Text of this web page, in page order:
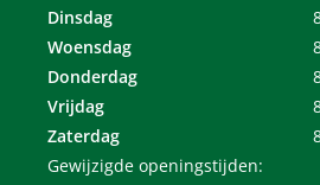
Dinsdag
Woensdag
Donderdag
Vrijdag
Zaterdag
Gewijzigde openingstijden: